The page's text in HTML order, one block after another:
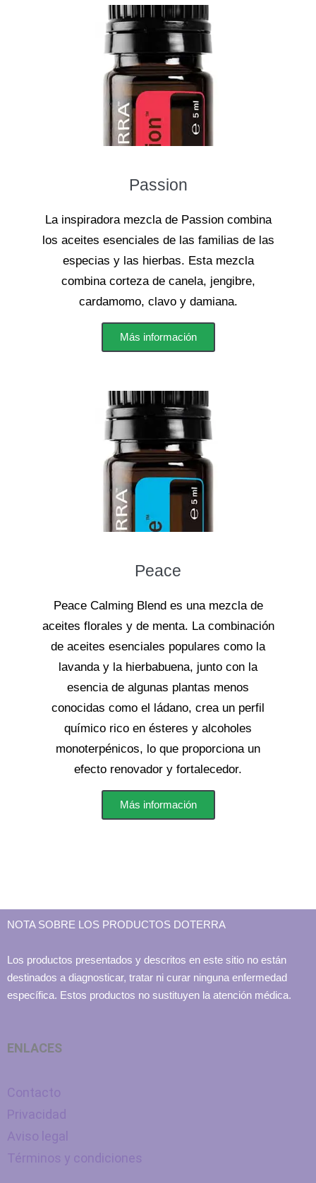
Passion
La inspiradora mezcla de Passion combina
los aceites esenciales de las familias de las
especias y las hierbas. Esta mezcla
combina corteza de canela, jengibre,
cardamomo, clavo y damiana.
Más información
Peace
Peace Calming Blend es una mezcla de
aceites florales y de menta. La combinación
de aceites esenciales populares como la
lavanda y la hierbabuena, junto con la
esencia de algunas plantas menos
conocidas como el ládano, crea un perfil
químico rico en ésteres y alcoholes
monoterpénicos, lo que proporciona un
efecto renovador y fortalecedor.
Más información
NOTA SOBRE LOS PRODUCTOS DOTERRA
Los productos presentados y descritos en este sitio no están
destinados a diagnosticar, tratar ni curar ninguna enfermedad
específica. Estos productos no sustituyen la atención médica.
ENLACES
Contacto
Privacidad
Aviso legal
Términos y condiciones